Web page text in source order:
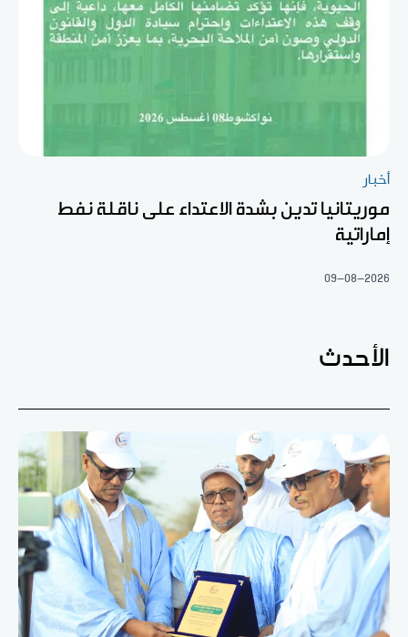
أخبار
موريتانيا تدين بشدة الاعتداء على ناقلة نفط
إماراتية
09-08-2026
الأحدث